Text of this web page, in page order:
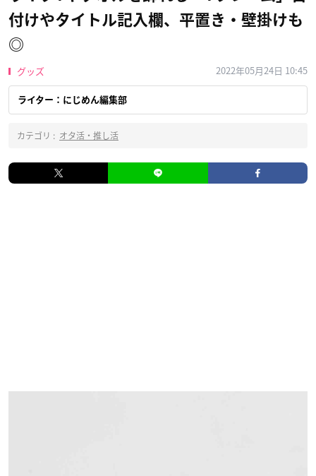
付けやタイトル記入欄、平置き・壁掛けも
◎
グッズ 2022年05月24日 10:45
ライター：にじめん編集部
カテゴリ : オタ活・推し活